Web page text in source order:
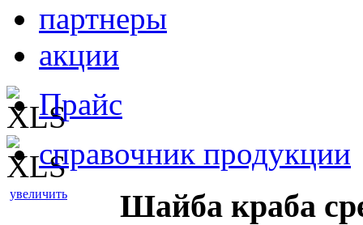
партнеры
акции
Прайс
справочник продукции
увеличить Шайба краба